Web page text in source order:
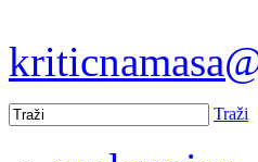
Traži